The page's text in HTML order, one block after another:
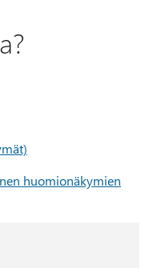
huomionäkymien